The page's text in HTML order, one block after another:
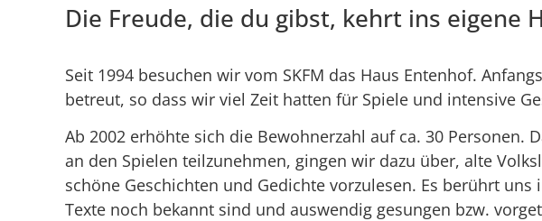
Die Freude, die du gibst, kehrt ins eigene
Seit 1994 besuchen wir vom SKFM das Haus Entenhof.
betreut, so dass wir viel Zeit hatten für Spiele und intensive
Ab 2002 erhöhte sich die Bewohnerzahl auf ca. 30 Personen.
an den Spielen teilzunehmen, gingen wir dazu über, alte
schöne Geschichten und Gedichte vorzulesen. Es berührt
Texte noch bekannt sind und auswendig gesungen bzw.